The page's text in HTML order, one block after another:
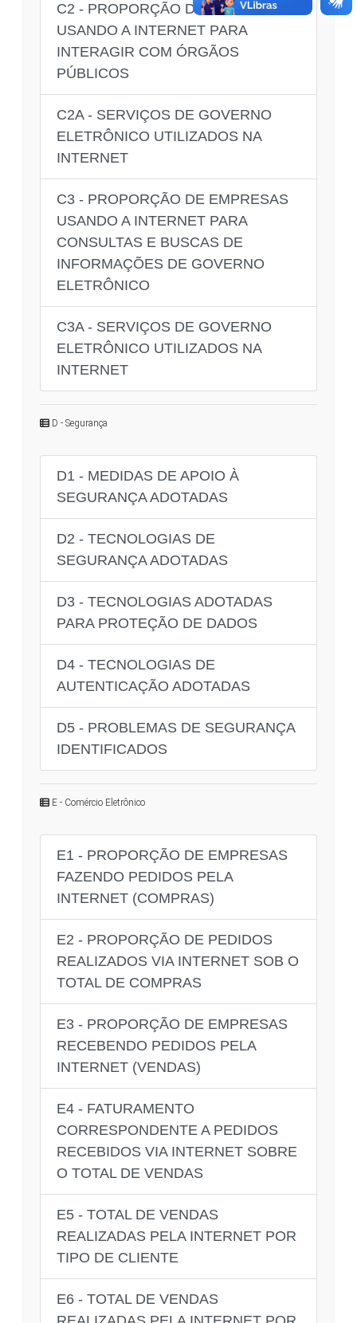
C2 - PROPORÇÃO DE EMPRESAS
USANDO A INTERNET PARA
INTERAGIR COM ÓRGÃOS
PÚBLICOS
C2A - SERVIÇOS DE GOVERNO
ELETRÔNICO UTILIZADOS NA
INTERNET
C3 - PROPORÇÃO DE EMPRESAS
USANDO A INTERNET PARA
CONSULTAS E BUSCAS DE
INFORMAÇÕES DE GOVERNO
ELETRÔNICO
C3A - SERVIÇOS DE GOVERNO
ELETRÔNICO UTILIZADOS NA
INTERNET
D - Segurança
D1 - MEDIDAS DE APOIO À
SEGURANÇA ADOTADAS
D2 - TECNOLOGIAS DE
SEGURANÇA ADOTADAS
D3 - TECNOLOGIAS ADOTADAS
PARA PROTEÇÃO DE DADOS
D4 - TECNOLOGIAS DE
AUTENTICAÇÃO ADOTADAS
D5 - PROBLEMAS DE SEGURANÇA
IDENTIFICADOS
E - Comércio Eletrônico
E1 - PROPORÇÃO DE EMPRESAS
FAZENDO PEDIDOS PELA
INTERNET (COMPRAS)
E2 - PROPORÇÃO DE PEDIDOS
REALIZADOS VIA INTERNET SOB O
TOTAL DE COMPRAS
E3 - PROPORÇÃO DE EMPRESAS
RECEBENDO PEDIDOS PELA
INTERNET (VENDAS)
E4 - FATURAMENTO
CORRESPONDENTE A PEDIDOS
RECEBIDOS VIA INTERNET SOBRE
O TOTAL DE VENDAS
E5 - TOTAL DE VENDAS
REALIZADAS PELA INTERNET POR
TIPO DE CLIENTE
E6 - TOTAL DE VENDAS